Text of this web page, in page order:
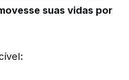
suas vidas por